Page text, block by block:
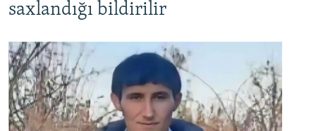
saxlandığı bildirilir